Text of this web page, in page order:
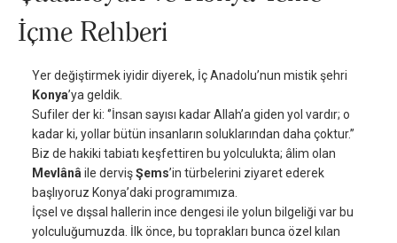
İçme Rehberi
Yer değiştirmek iyidir diyerek, İç Anadolu’nun mistik şehri
Konya’ya geldik.
Sufiler der ki: ‘’İnsan sayısı kadar Allah’a giden yol vardır; o
kadar ki, yollar bütün insanların soluklarından daha çoktur.’’
Biz de hakiki tabiatı keşfettiren bu yolculukta; âlim olan
Mevlânâ ile dervişŞems’in türbelerini ziyaret ederek
başlıyoruz Konya’daki programımıza.
İçsel ve dışsal hallerin ince dengesi ile yolun bilgeliği var bu
yolculuğumuzda. İlk önce, bu toprakları bunca özel kılan